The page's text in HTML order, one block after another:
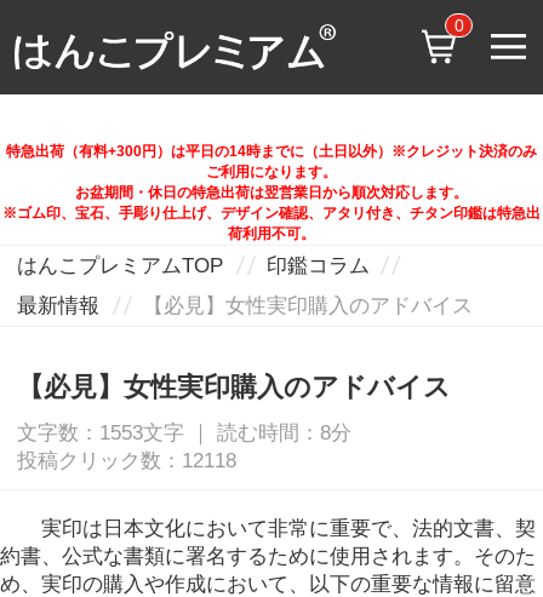
0
特急出荷（有料+300円）は平日の14時までに（土日以外）※クレジット決済のみ
ご利用になります。
お盆期間・休日の特急出荷は翌営業日から順次対応します。
※ゴム印、宝石、手彫り仕上げ、デザイン確認、アタリ付き、チタン印鑑は特急出
荷利用不可。
はんこプレミアムTOP
印鑑コラム
最新情報
【必見】女性実印購入のアドバイス
【必見】女性実印購入のアドバイス
文字数：1553文字 ｜ 読む時間：8分
投稿クリック数：12118
実印は日本文化において非常に重要で、法的文書、契
約書、公式な書類に署名するために使用されます。そのた
め、実印の購入や作成において、以下の重要な情報に留意